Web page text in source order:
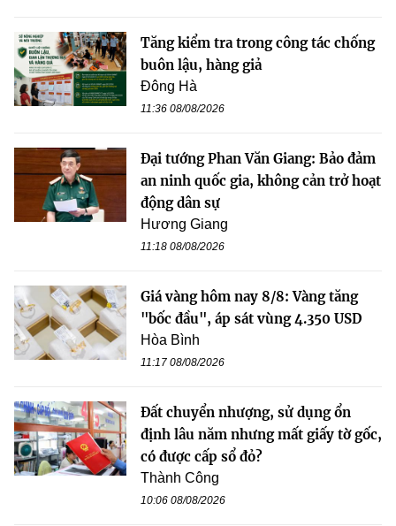
Tăng kiểm tra trong công tác chống
buôn lậu, hàng giả
Đông Hà
11:36 08/08/2026
Đại tướng Phan Văn Giang: Bảo đảm
an ninh quốc gia, không cản trở hoạt
động dân sự
Hương Giang
11:18 08/08/2026
Giá vàng hôm nay 8/8: Vàng tăng
"bốc đầu", áp sát vùng 4.350 USD
Hòa Bình
11:17 08/08/2026
Đất chuyển nhượng, sử dụng ổn
định lâu năm nhưng mất giấy tờ gốc,
có được cấp sổ đỏ?
Thành Công
10:06 08/08/2026